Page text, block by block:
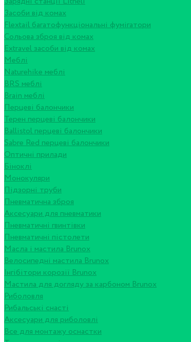
Засоби від комах
Flextail багатофункціональні фумігатори
Сольова зброя від комах
Extravel засоби від комах
Меблі
Naturehike меблі
BRS меблі
Brain меблі
Перцеві балончики
Терен перцеві балончики
Ballistol перцеві балончики
Sabre Red перцеві балончики
Оптичні прилади
Біноклі
Монокуляри
Підзорні труби
Пневматична зброя
Аксесуари для пневматики
Пневматичні гвинтівки
Пневматичні пістолети
Масла і мастила Brunox
Велосипедні мастила Brunox
Інгібітори корозії Brunox
Мастила для догляду за карбоном Brunox
Риболовля
Рибальські снасті
Аксесуари для риболовлі
Все для монтажу оснастки